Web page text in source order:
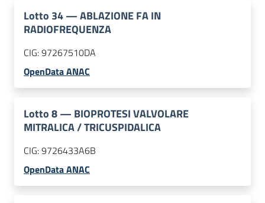
Lotto 34—ABLAZIONE FA IN
RADIOFREQUENZA
CIG:97267510DA
OpenData ANAC
Lotto8— BIOPROTESI VALVOLARE
MITRALICA / TRICUSPIDALICA
CIG:9726433A6B
OpenData ANAC